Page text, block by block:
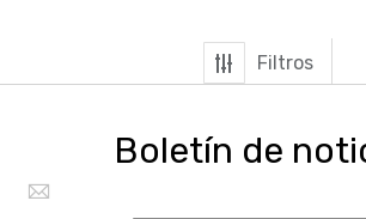
Filtros
Boletín de